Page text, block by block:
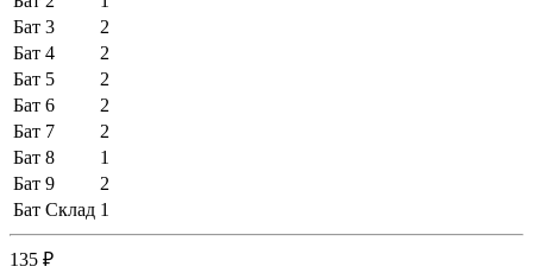
Бат 3
2
Бат 4
2
Бат 5
2
Бат 6
2
Бат 7
2
Бат 8
1
Бат 9
2
Бат Склад 1
135 ₽